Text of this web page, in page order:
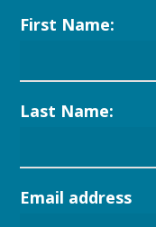
First Name:
Last Name:
Email address